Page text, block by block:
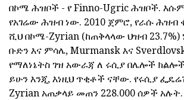
በኮሜ ሕዝቦች - የ Finno-Ugric ሕዝቦች.
የአገሬው ሕዝብ ነው. 2010 ጀምሮ, የራሱ ሕዝብ
ሺህ በኮሜ-Zyrian (ከጠቅላላው ህዝብ 23.7%)
ቡድን እና ምሳሌ, Murmansk እና
የማለነኔትስ ገዝ አውራጃ ለ ሩሲያ በሌሎች
ይሁን እንጂ, እነዚህ ጥቂቶች ናቸው. የሩሲያ
Zyrian አጠቃላይ መጠን 228.000 ሰዎች አሉት.